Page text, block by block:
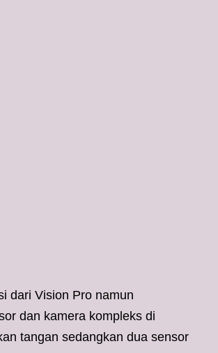
dari Vision Pro namun
dan kamera kompleks di
tangan sedangkan dua sensor